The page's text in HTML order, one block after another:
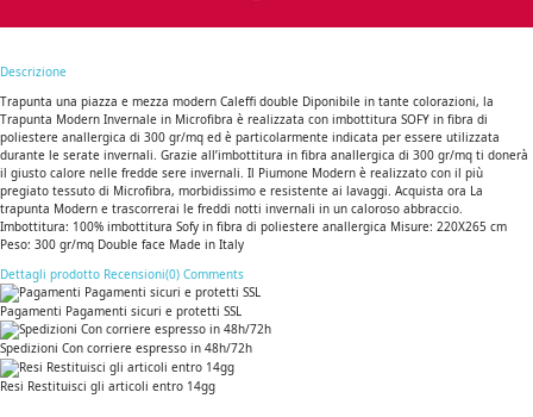
Descrizione
Trapunta una piazza e mezza modern Caleffi double Diponibile in tante colorazioni, la
Trapunta Modern Invernale in Microfibra è realizzata con imbottitura SOFY in fibra di
poliestere anallergica di 300 gr/mq ed è particolarmente indicata per essere utilizzata
durante le serate invernali. Grazie all’imbottitura in fibra anallergica di 300 gr/mq ti donerà
il giusto calore nelle fredde sere invernali. Il Piumone Modern è realizzato con il più
pregiato tessuto di Microfibra, morbidissimo e resistente ai lavaggi. Acquista ora La
trapunta Modern e trascorrerai le freddi notti invernali in un caloroso abbraccio.
Imbottitura: 100% imbottitura Sofy in fibra di poliestere anallergica Misure: 220X265 cm
Peso: 300 gr/mq Double face Made in Italy
Dettagli prodotto Recensioni(0) Comments
Pagamenti Pagamenti sicuri e protetti SSL
Spedizioni Con corriere espresso in 48h/72h
Resi Restituisci gli articoli entro 14gg